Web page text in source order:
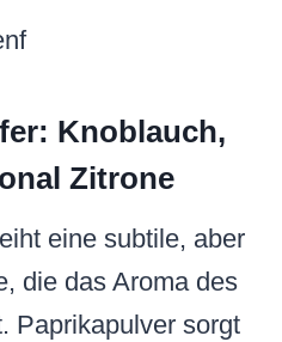
Knoblauch,
Zitrone
eine subtile, aber
die das Aroma des
Paprikapulver sorgt